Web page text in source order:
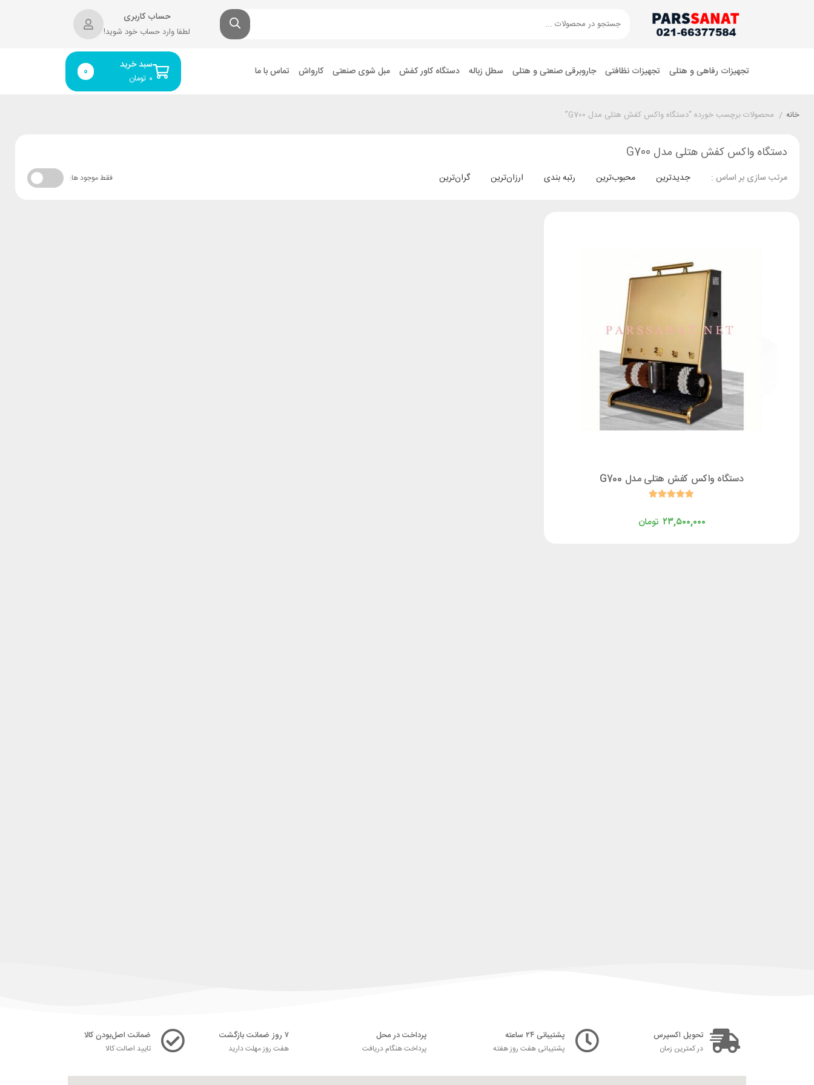
حساب کاربری
لطفا وارد حساب خود شوید!
تجهیزات رفاهی و هتلی تجهیزات نظافتی جاروبرقی صنعتی و هتلی سطل زباله دستگاه کاور کفش مبل شوی صنعتی کارواش تماس با ما سبد خرید
تومان ۰ 0
خانه / محصولات برچسب خورده “دستگاه واکس کفش هتلی مدل G700”
دستگاه واکس کفش هتلی مدل G700
مرتب سازی بر اساس : جدیدترین محبوب‌ترین رتبه بندی ارزان‌ترین گران‌ترین فقط موجود ها:
دستگاه واکس کفش هتلی مدل G700
تومان ۲۳,۵۰۰,۰۰۰
تحویل اکسپرس
در کمترین زمان
پشتیبانی ۲۴ ساعته
پشتیبانی هفت روز هفته
پرداخت در محل
پرداخت هنگام دریافت
۷ روز ضمانت بازگشت
هفت روز مهلت دارید
ضمانت اصل‌بودن کالا
تایید اصالت کالا